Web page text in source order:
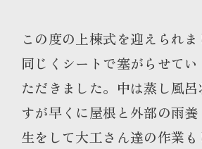
この度の上棟式を迎えられ
同じくシートで塞がらせてい
ただきました。中は蒸し風
すが早くに屋根と外部の雨養
生をして大工さん達の作業